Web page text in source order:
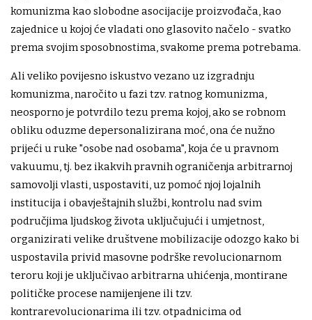
komunizma kao slobodne asocijacije proizvođača, kao
zajednice u kojoj će vladati ono glasovito načelo - svatko
prema svojim sposobnostima, svakome prema potrebama.
Ali veliko povijesno iskustvo vezano uz izgradnju
komunizma, naročito u fazi tzv. ratnog komunizma,
neosporno je potvrdilo tezu prema kojoj, ako se robnom
obliku oduzme depersonalizirana moć, ona će nužno
prijeći u ruke "osobe nad osobama", koja će u pravnom
vakuumu, tj. bez ikakvih pravnih ograničenja arbitrarnoj
samovolji vlasti, uspostaviti, uz pomoć njoj lojalnih
institucija i obavještajnih službi, kontrolu nad svim
područjima ljudskog života uključujući i umjetnost,
organizirati velike društvene mobilizacije odozgo kako bi
uspostavila privid masovne podrške revolucionarnom
teroru koji je uključivao arbitrarna uhićenja, montirane
političke procese namijenjene ili tzv.
kontrarevolucionarima ili tzv. otpadnicima od